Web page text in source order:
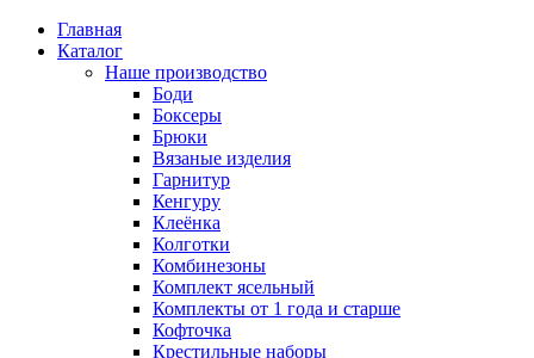
Главная
Каталог
Наше производство
Боди
Боксеры
Брюки
Вязаные изделия
Гарнитур
Кенгуру
Клеёнка
Колготки
Комбинезоны
Комплект ясельный
Комплекты от 1 года и старше
Кофточка
Крестильные наборы